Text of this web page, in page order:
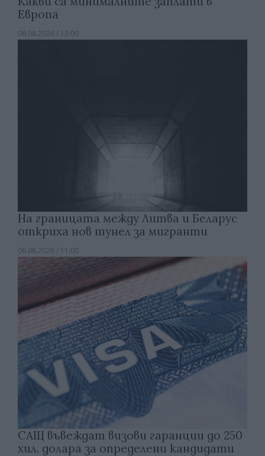
Европа
06.08.2026 / 12:00
На границата между Литва и Беларус
откриха нов тунел за мигранти
06.08.2026 / 11:00
САЩ въвеждат визови гаранции до 250
хил. долара за определени кандидати